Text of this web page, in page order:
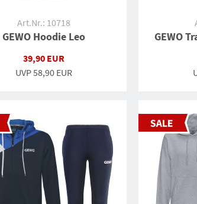
Art.Nr.: 10718
GEWO Hoodie Leo
39,90 EUR
UVP58,90 EUR
GEWO